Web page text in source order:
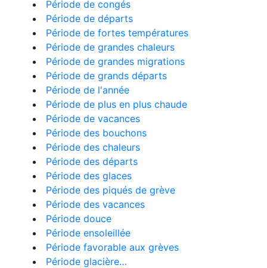
Période de congés
Période de départs
Période de fortes températures
Période de grandes chaleurs
Période de grandes migrations
Période de grands départs
Période de l'année
Période de plus en plus chaude
Période de vacances
Période des bouchons
Période des chaleurs
Période des départs
Période des glaces
Période des piqués de grève
Période des vacances
Période douce
Période ensoleillée
Période favorable aux grèves
Période glacière…